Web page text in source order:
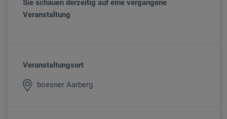
Sie schauen derzeitig auf eine vergangene
Veranstaltung
Veranstaltungsort
boesner Aarberg